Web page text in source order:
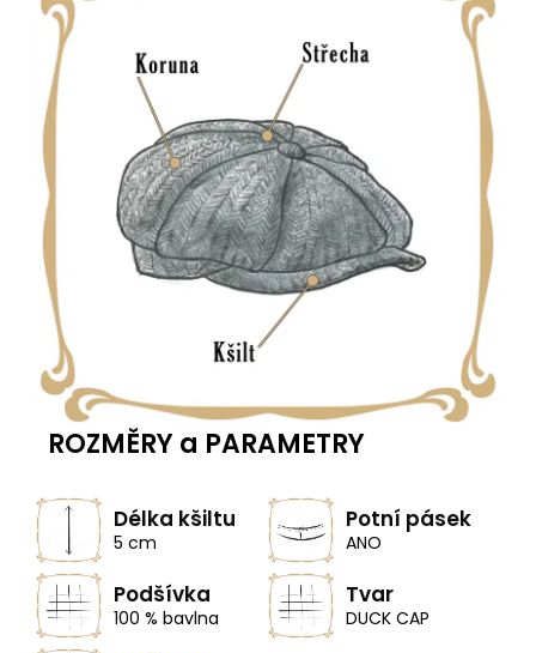
ROZMĚRY a PARAMETRY
Délka kšiltu
5 cm
Potní pásek
ANO
Podšívka
100 % bavlna
Tvar
DUCK CAP